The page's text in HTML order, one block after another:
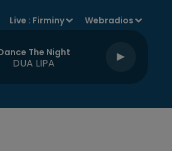
Live : Firminy Webradios
The Night
DUA LIPA